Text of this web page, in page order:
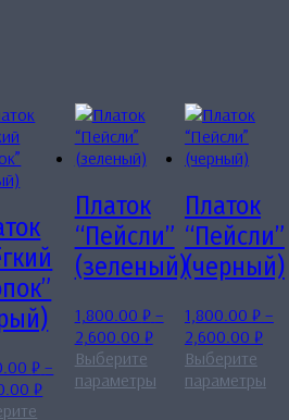
₽ –
₽Диапазон
Платок
“Пейсли”
(зеленый)
1,800.00 ₽ –
2,600.00 ₽Диапазон
1,800.00 ₽
Выберите
параметрыЭтот
Платок
“Пейсли”
(черный)
1,800.00 ₽ –
2,600.00 ₽
Выберите
параметры